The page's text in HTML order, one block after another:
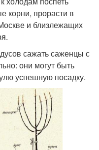
корни, прорасти в
и близлежащих
сажать саженцы с
они могут быть
успешную посадку.